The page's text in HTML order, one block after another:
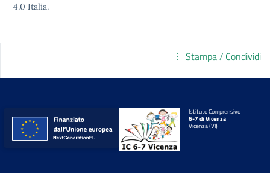
4.0 Italia.
Stampa / Condividi
Istituto Comprensivo
6-7 di Vicenza
Vicenza (VI)